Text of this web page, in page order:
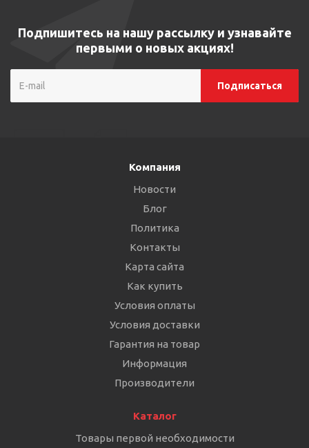
Подпишитесь на нашу рассылку и узнавайте
первыми о новых акциях!
Компания
Новости
Блог
Политика
Контакты
Карта сайта
Как купить
Условия оплаты
Условия доставки
Гарантия на товар
Информация
Производители
Каталог
Товары первой необходимости